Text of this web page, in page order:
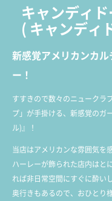
キャンディ
( キャンディ
新感覚アメリカンカ
ー！
すすきので数々のニュークラ
プ」が手掛ける、新感覚のガ
ル)』！
当店はアメリカンな雰囲気を
ハーレーが飾られた店内はと
れば非日常空間にすぐに酔い
奥行きもあるので、おひとり